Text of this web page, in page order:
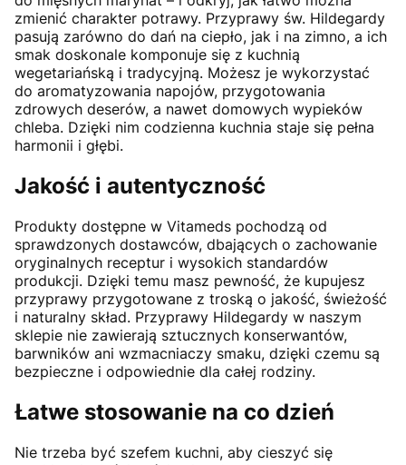
zmienić charakter potrawy. Przyprawy św. Hildegardy
pasują zarówno do dań na ciepło, jak i na zimno, a ich
smak doskonale komponuje się z kuchnią
wegetariańską i tradycyjną. Możesz je wykorzystać
do aromatyzowania napojów, przygotowania
zdrowych deserów, a nawet domowych wypieków
chleba. Dzięki nim codzienna kuchnia staje się pełna
harmonii i głębi.
Jakość i autentyczność
Produkty dostępne w Vitameds pochodzą od
sprawdzonych dostawców, dbających o zachowanie
oryginalnych receptur i wysokich standardów
produkcji. Dzięki temu masz pewność, że kupujesz
przyprawy przygotowane z troską o jakość, świeżość
i naturalny skład. Przyprawy Hildegardy w naszym
sklepie nie zawierają sztucznych konserwantów,
barwników ani wzmacniaczy smaku, dzięki czemu są
bezpieczne i odpowiednie dla całej rodziny.
Łatwe stosowanie na co dzień
Nie trzeba być szefem kuchni, aby cieszyć się